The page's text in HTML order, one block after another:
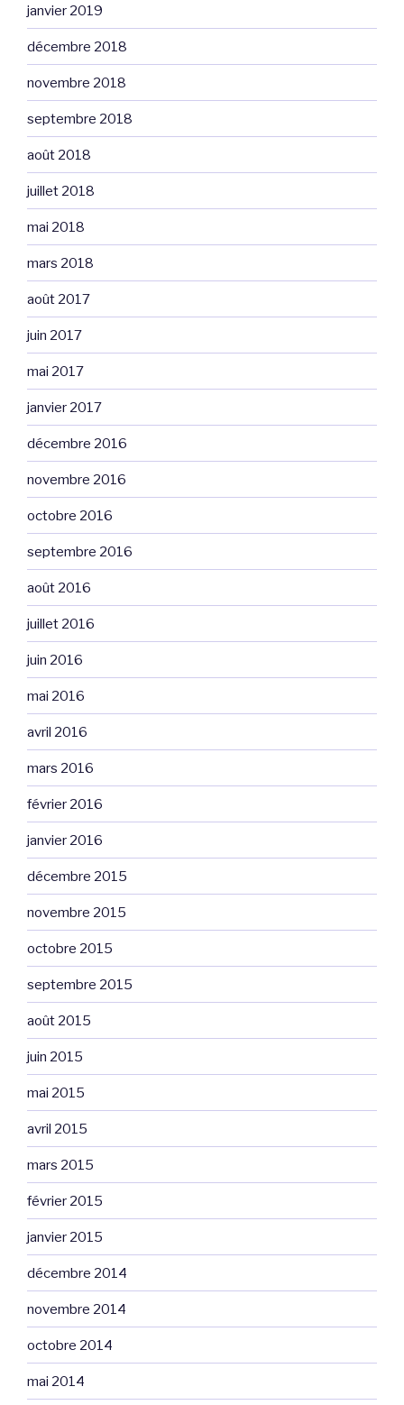
janvier 2019
décembre 2018
novembre 2018
septembre 2018
août 2018
juillet 2018
mai 2018
mars 2018
août 2017
juin 2017
mai 2017
janvier 2017
décembre 2016
novembre 2016
octobre 2016
septembre 2016
août 2016
juillet 2016
juin 2016
mai 2016
avril 2016
mars 2016
février 2016
janvier 2016
décembre 2015
novembre 2015
octobre 2015
septembre 2015
août 2015
juin 2015
mai 2015
avril 2015
mars 2015
février 2015
janvier 2015
décembre 2014
novembre 2014
octobre 2014
mai 2014